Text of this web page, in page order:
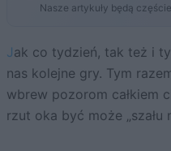
Nasze artykuły będą
Jak co tydzień, tak też i tym razem, Epic Games ma dla
nas kolejne gry. Tym
wbrew pozorom całkiem
rzut oka być może „szału